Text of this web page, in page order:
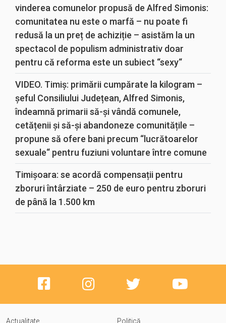
vinderea comunelor propusă de Alfred Simonis:
comunitatea nu este o marfă – nu poate fi
redusă la un preț de achiziție – asistăm la un
spectacol de populism administrativ doar
pentru că reforma este un subiect “sexy“
VIDEO. Timiș: primării cumpărate la kilogram –
șeful Consiliului Județean, Alfred Simonis,
îndeamnă primarii să-și vândă comunele,
cetățenii și să-și abandoneze comunitățile –
propune să ofere bani precum “lucrătoarelor
sexuale“ pentru fuziuni voluntare între comune
Timișoara: se acordă compensații pentru
zboruri întârziate – 250 de euro pentru zboruri
de până la 1.500 km
Actualitate Politică